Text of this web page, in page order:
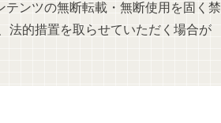
ンツの無断転載・無断使用を固く禁
法的措置を取らせていただく場合が